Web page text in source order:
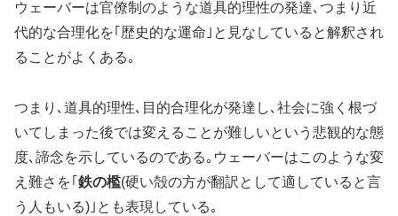
ウェーバーは官僚制のような道具的理性の発達､つまり近
代的な合理化を｢歴史的な運命｣と見なしていると解釈され
ることがよくある｡
つまり､道具的理性､目的合理化が発達し､社会に強く根づ
いてしまった後では変えることが難しいという悲観的な態
度､諦念を示しているのである｡ウェーバーはこのような変
え難さを｢ 鉄の檻(硬い殻の方が翻訳として適していると言
う人もいる)｣とも表現している｡